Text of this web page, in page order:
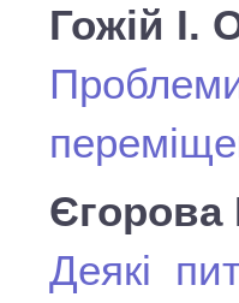
Гожій І.
Єгорова
Деякі